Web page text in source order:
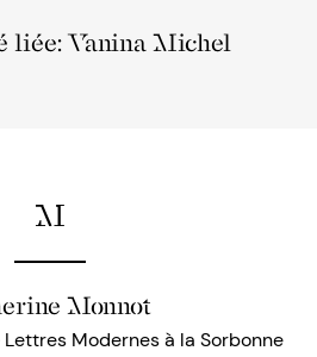
liée: Vanina Michel
M
Monnot
Modernes à la Sorbonne